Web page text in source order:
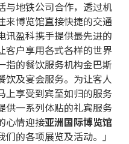
与地铁公司合作，透过机
来博览馆直接快捷的交通
讯盈科携手提供最先进的
客户享用各式各样的世界
指的餐饮服务机构金巴斯
饮及宴会服务。为让客人
上享受到宾至如归的服务
供一系列体贴的礼宾服务
心情迎接亚洲国际博览馆
的各项展览及活动。」